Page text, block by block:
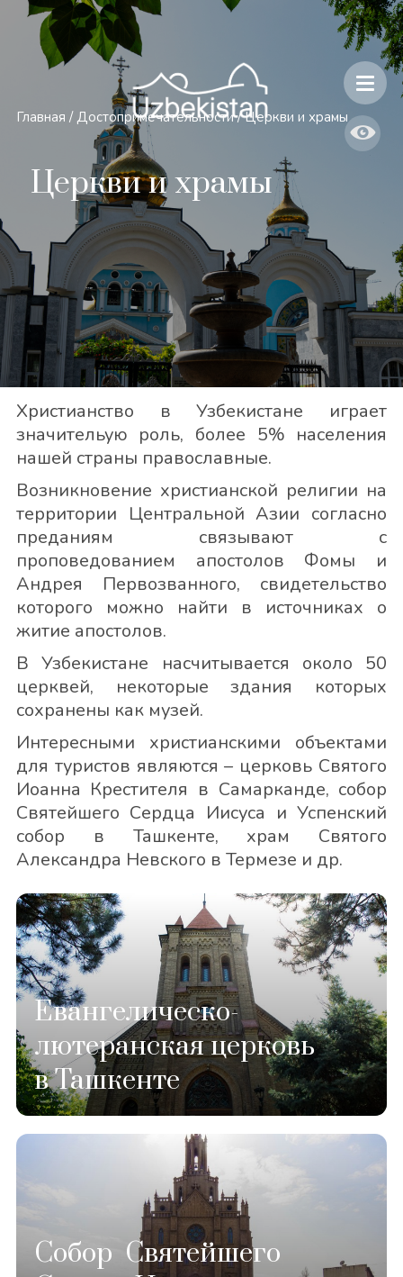
Безопасность и особенности путешествий по Узбекистану
Главная / Достопримечательности/ Церкви и храмы
Церкви и храмы
Христианство в Узбекистане играет
значительую роль, более 5% населения
нашей страны православные.
Возникновение христианской религии на
территории Центральной Азии согласно
преданиям связывают с
проповедованием апостолов Фомы и
Андрея Первозванного, свидетельство
которого можно найти в источниках о
житие апостолов.
В Узбекистане насчитывается около 50
церквей, некоторые здания которых
сохранены как музей.
Интересными христианскими объектами
для туристов являются – церковь Святого
Иоанна Крестителя в Самарканде, собор
Святейшего Сердца Иисуса и Успенский
собор в Ташкенте, храм Святого
Александра Невского в Термезе и др.
Евангелическо-
лютеранская церковь
в Ташкенте
Собор Святейшего